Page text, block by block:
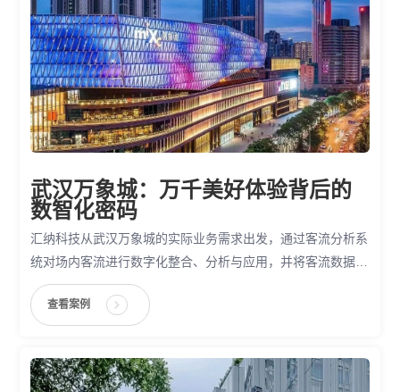
武汉万象城：万千美好体验背后的
数智化密码
汇纳科技从武汉万象城的实际业务需求出发，通过客流分析系
统对场内客流进行数字化整合、分析与应用，并将客流数据与
商业运营结合，使之赋能于指导和优化场内运营、增强品牌商
户经营能力、辅助提升消费体验等各个环节，为武汉万象城构
查看案例